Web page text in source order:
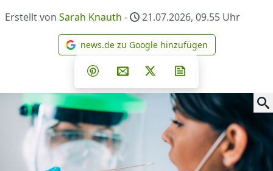
Erstellt von Sarah Knauth - 21.07.2026, 09.55 Uhr
news.de zu Google
news.de zu Google hinzufügen
Teilen auf Facebook
Teilen auf Whatsapp
Teilen auf Telegram
Teilen auf Pinterest
Per E-Mail teilen
Post auf X